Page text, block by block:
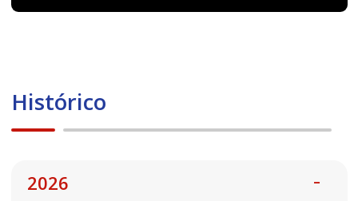
Histórico
2026